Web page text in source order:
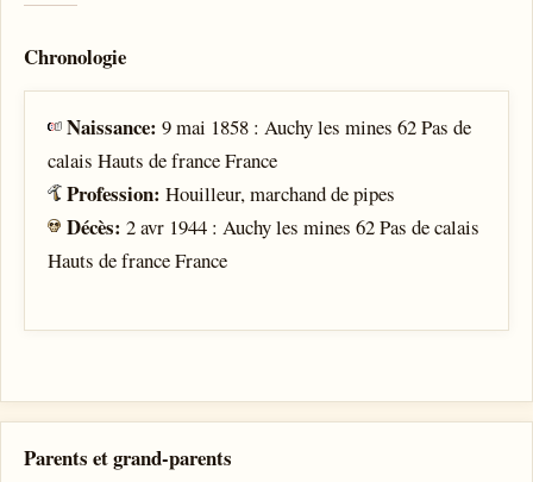
Chronologie
Naissance:9 mai 1858 : Auchy les mines 62 Pas de
calais Hauts de france France
Profession:Houilleur, marchand de pipes
Décès:2 avr 1944 : Auchy les mines 62 Pas de calais
Hauts de france France
Parents et grand-parents